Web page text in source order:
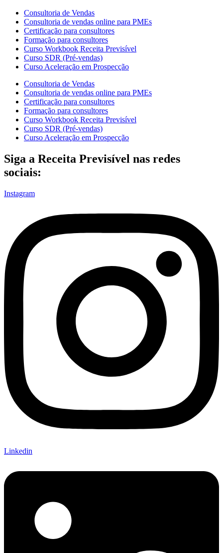
Consultoria de Vendas
Consultoria de vendas online para PMEs
Certificação para consultores
Formação para consultores
Curso Workbook Receita Previsível
Curso SDR (Pré-vendas)
Curso Aceleração em Prospecção
Consultoria de Vendas
Consultoria de vendas online para PMEs
Certificação para consultores
Formação para consultores
Curso Workbook Receita Previsível
Curso SDR (Pré-vendas)
Curso Aceleração em Prospecção
Siga a Receita Previsível nas redes
sociais:
Instagram
Linkedin